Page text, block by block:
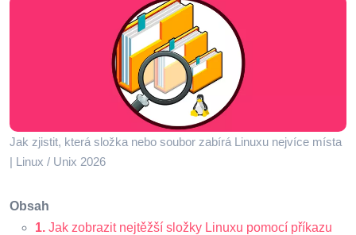
Jak zjistit, která složka nebo soubor zabírá Linuxu nejvíce místa
| Linux / Unix 2026
Obsah
1. Jak zobrazit nejtěžší složky Linuxu pomocí příkazu